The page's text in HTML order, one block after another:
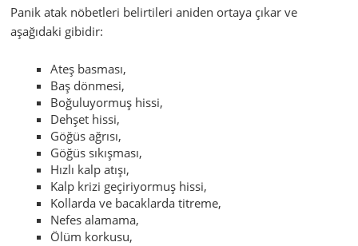
Panik atak nöbetleri belirtileri aniden ortaya çıkar ve
aşağıdaki gibidir:
Ateş basması,
Baş dönmesi,
Boğuluyormuş hissi,
Dehşet hissi,
Göğüs ağrısı,
Göğüs sıkışması,
Hızlı kalp atışı,
Kalp krizi geçiriyormuş hissi,
Kollarda ve bacaklarda titreme,
Nefes alamama,
Ölüm korkusu,